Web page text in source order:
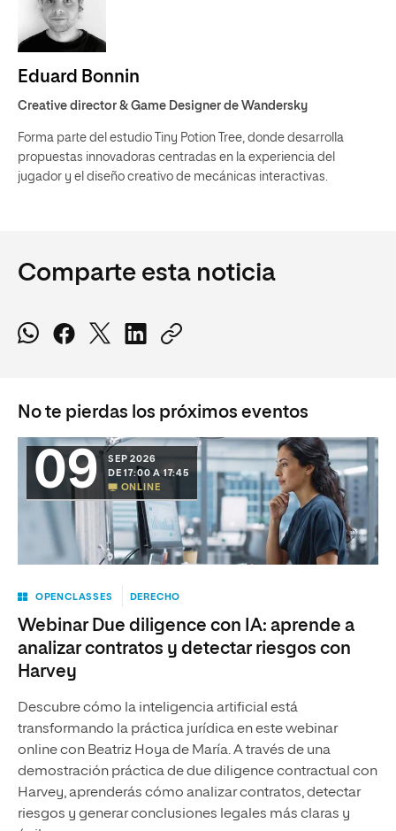
Eduard Bonnin
Creative director & Game Designer de Wandersky
Forma parte del estudio Tiny Potion Tree, donde desarrolla
propuestas innovadoras centradas en la experiencia del
jugador y el diseño creativo de mecánicas interactivas.
Comparte esta noticia
No te pierdas los próximos eventos
09
SEP 2026
DE 17:00 A 17:45
ONLINE
OPENCLASSES DERECHO
Webinar Due diligence con IA: aprende a
analizar contratos y detectar riesgos con
Harvey
Descubre cómo la inteligencia artificial está
transformando la práctica jurídica en este webinar
online con Beatriz Hoya de María. A través de una
demostración práctica de due diligence contractual con
Harvey, aprenderás cómo analizar contratos, detectar
riesgos y generar conclusiones legales más claras y